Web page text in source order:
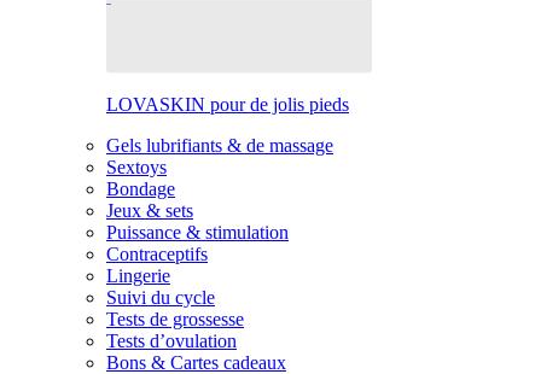
LOVASKIN pour de jolis pieds
Gels lubrifiants & de massage
Sextoys
Bondage
Jeux & sets
Puissance & stimulation
Contraceptifs
Lingerie
Suivi du cycle
Tests de grossesse
Tests d’ovulation
Bons & Cartes cadeaux